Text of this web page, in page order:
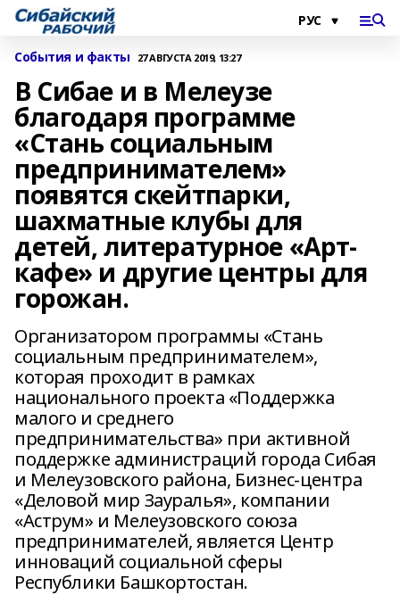
События и факты 27 АВГУСТА 2019, 13:27
В Сибае и в Мелеузе
благодаря программе
«Стань социальным
предпринимателем»
появятся скейтпарки,
шахматные клубы для
детей, литературное «Арт-
кафе» и другие центры для
горожан.
Организатором программы «Стань
социальным предпринимателем»,
которая проходит в рамках
национального проекта «Поддержка
малого и среднего
предпринимательства» при активной
поддержке администраций города Сибая
и Мелеузовского района, Бизнес-центра
«Деловой мир Зауралья», компании
«Аструм» и Мелеузовского союза
предпринимателей, является Центр
инноваций социальной сферы
Республики Башкортостан.